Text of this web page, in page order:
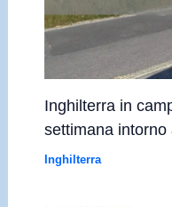
Inghilterra in
settimana intorno
Inghilterra